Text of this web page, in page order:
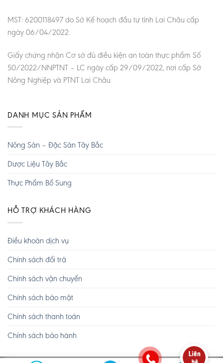
MST: 6200118497 do Sở Kế hoạch đầu tư tỉnh Lai Châu cấp
ngày 06/04/2022.
Giấy chứng nhận Cơ sở đủ điều kiện an toàn thực phẩm Số
50/2022/NNPTNT – LC ngày cấp 29/09/2022, nơi cấp Sở
Nông Nghiệp và PTNT Lai Châu
DANH MỤC SẢN PHẨM
Nông Sản – Đặc Sản Tây Bắc
Dược Liệu Tây Bắc
Thực Phẩm Bổ Sung
HỖ TRỢ KHÁCH HÀNG
Điều khoản dịch vụ
Chính sách đổi trả
Chính sách vận chuyển
Chính sách bảo mật
Chính sách thanh toán
Chính sách bảo hành